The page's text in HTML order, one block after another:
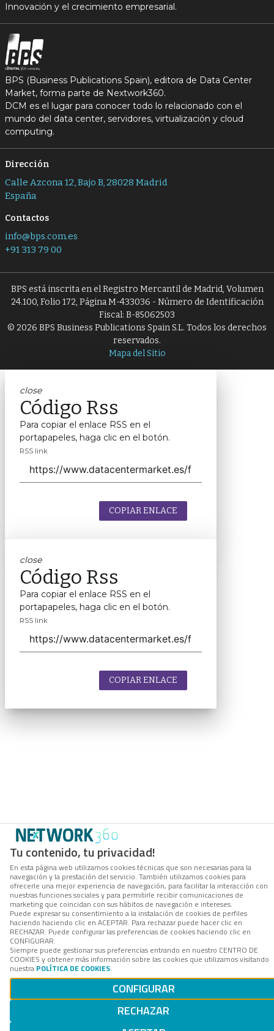
Tu contenido, tu privacidad!
En esta página web utilizamos cookies técnicas que son necesarias para la
navegación y la prestación del servicio. También utilizamos cookies para
ofrecerle una mejor experiencia de navegación, para facilitar la interacción con
nuestras funciones sociales y para permitirle recibir comunicaciones de
marketing que coincidan con sus hábitos de navegación e intereses.
Puede expresar su consentimiento a la instalación de cookies de perfiles
haciendo haciendo clic en ACEPTAR. Para rechazar puede hacer clic en
RECHAZAR. Puede configurar las preferencias de cookies haciendo clic en
CONFIGURAR.
Siempre puede gestionar sus preferencias entrando en nuestro CENTRO DE
COOKIES y obtener más información sobre las cookies que utilizamos visitando
nuestra POLÍTICA DE COOKIES.
CONFIGURAR
RECHAZAR
Innovación y el crecimiento empresarial.
BPS (Business Publications Spain), editora de Data Center
Market, forma parte de Nextwork360.
DCM es el lugar para conocer todo lo relacionado con el
mundo del data center, servidores, virtualización y cloud
computing.
Dirección
Calle Azcona 12, Bajo B, 28028 Madrid
España
Contactos
info@bps.com.es
+91 313 79 00
BPS está inscrita en el Registro Mercantil de Madrid, Volumen
24.100, Folio 172, Página M-433036 - Número de Identificación
Fiscal: B-85062503
© 2026 BPS Business Publications Spain S.L. Todos los derechos
reservados.
Mapa del Sitio
close
Código Rss
Para copiar el enlace RSS en el
portapapeles, haga clic en el botón.
RSS link
COPIAR ENLACE
close
Código Rss
Para copiar el enlace RSS en el
portapapeles, haga clic en el botón.
RSS link
COPIAR ENLACE